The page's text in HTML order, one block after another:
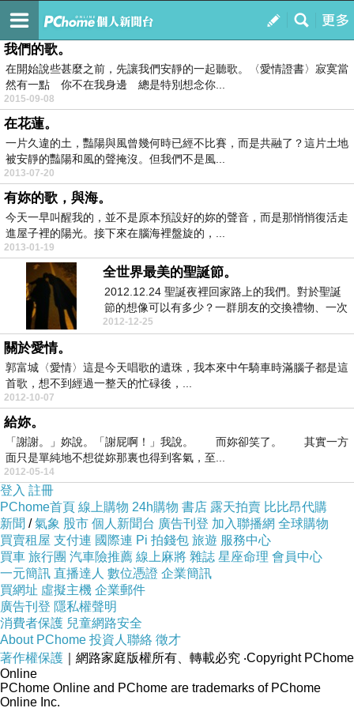
我的
訂閱
穿越時空的光譜。
我們的歌。
在開始說些甚麼之前，先讓我們安靜的一起聽歌。〈愛情證書〉寂寞當
然有一點 你不在我身邊 總是特別想念你...
2015-09-08
在花蓮。
一片久違的土，豔陽與風曾幾何時已經不比賽，而是共融了？這片土地
被安靜的豔陽和風的聲掩沒。但我們不是風...
2013-07-20
有妳的歌，與海。
今天一早叫醒我的，並不是原本預設好的妳的聲音，而是那悄悄復活走
進屋子裡的陽光。接下來在腦海裡盤旋的，...
2013-01-19
全世界最美的聖誕節。
2012.12.24 聖誕夜裡回家路上的我們。對於聖誕
節的想像可以有多少？一群朋友的交換禮物、一次
曖...
2012-12-25
關於愛情。
郭富城〈愛情〉這是今天唱歌的遺珠，我本來中午騎車時滿腦子都是這
首歌，想不到經過一整天的忙碌後，...
2012-10-07
給妳。
「謝謝。」妳說。「謝屁啊！」我說。 而妳卻笑了。 其實一方
面只是單純地不想從妳那裏也得到客氣，至...
2012-05-14
登入 註冊
PChome首頁 線上購物 24h購物 書店 露天拍賣 比比昂代購
新聞 /氣象 股市 個人新聞台 廣告刊登 加入聯播網 全球購物
買賣租屋 支付連 國際連 Pi 拍錢包 旅遊 服務中心
買車 旅行團 汽車險推薦 線上麻將 雜誌 星座命理 會員中心
一元簡訊 直播達人 數位憑證 企業簡訊
買網址 虛擬主機 企業郵件
廣告刊登 隱私權聲明
消費者保護 兒童網路安全
About PChome 投資人聯絡 徵才
著作權保護 ｜網路家庭版權所有、轉載必究 ‧Copyright PChome
Online
PChome Online and PChome are trademarks of PChome
Online Inc.